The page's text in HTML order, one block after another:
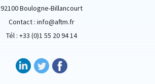
92100 Boulogne-Billancourt
Contact : info@aftm.fr
Tél : +33 (0)1 55 20 94 14